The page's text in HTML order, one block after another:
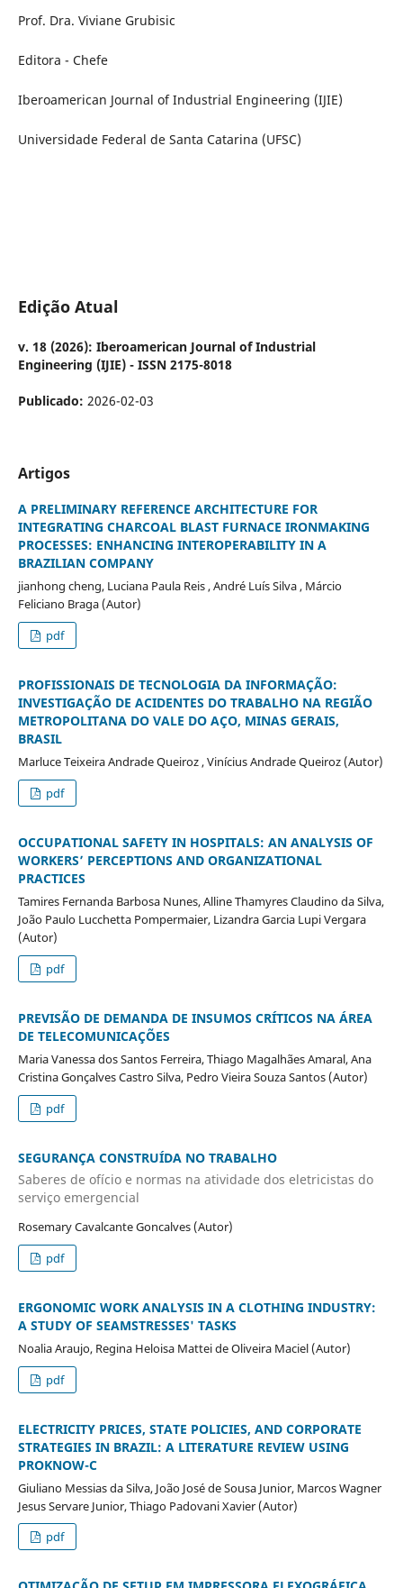
Prof. Dra. Viviane Grubisic
Editora - Chefe
Iberoamerican Journal of Industrial Engineering (IJIE)
Universidade Federal de Santa Catarina (UFSC)
Edição Atual
v. 18 (2026): Iberoamerican Journal of Industrial
Engineering (IJIE) - ISSN 2175-8018
Publicado: 2026-02-03
Artigos
A PRELIMINARY REFERENCE ARCHITECTURE FOR
INTEGRATING CHARCOAL BLAST FURNACE IRONMAKING
PROCESSES: ENHANCING INTEROPERABILITY IN A
BRAZILIAN COMPANY
jianhong cheng, Luciana Paula Reis , André Luís Silva , Márcio
Feliciano Braga (Autor)
pdf
PROFISSIONAIS DE TECNOLOGIA DA INFORMAÇÃO:
INVESTIGAÇÃO DE ACIDENTES DO TRABALHO NA REGIÃO
METROPOLITANA DO VALE DO AÇO, MINAS GERAIS,
BRASIL
Marluce Teixeira Andrade Queiroz , Vinícius Andrade Queiroz (Autor)
pdf
OCCUPATIONAL SAFETY IN HOSPITALS: AN ANALYSIS OF
WORKERS’ PERCEPTIONS AND ORGANIZATIONAL
PRACTICES
Tamires Fernanda Barbosa Nunes, Alline Thamyres Claudino da Silva,
João Paulo Lucchetta Pompermaier, Lizandra Garcia Lupi Vergara
(Autor)
pdf
PREVISÃO DE DEMANDA DE INSUMOS CRÍTICOS NA ÁREA
DE TELECOMUNICAÇÕES
Maria Vanessa dos Santos Ferreira, Thiago Magalhães Amaral, Ana
Cristina Gonçalves Castro Silva, Pedro Vieira Souza Santos (Autor)
pdf
SEGURANÇA CONSTRUÍDA NO TRABALHO
Saberes de ofício e normas na atividade dos eletricistas do
serviço emergencial
Rosemary Cavalcante Goncalves (Autor)
pdf
ERGONOMIC WORK ANALYSIS IN A CLOTHING INDUSTRY:
A STUDY OF SEAMSTRESSES' TASKS
Noalia Araujo, Regina Heloisa Mattei de Oliveira Maciel (Autor)
pdf
ELECTRICITY PRICES, STATE POLICIES, AND CORPORATE
STRATEGIES IN BRAZIL: A LITERATURE REVIEW USING
PROKNOW-C
Giuliano Messias da Silva, João José de Sousa Junior, Marcos Wagner
Jesus Servare Junior, Thiago Padovani Xavier (Autor)
pdf